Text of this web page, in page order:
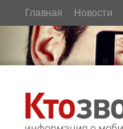
Главная Новости